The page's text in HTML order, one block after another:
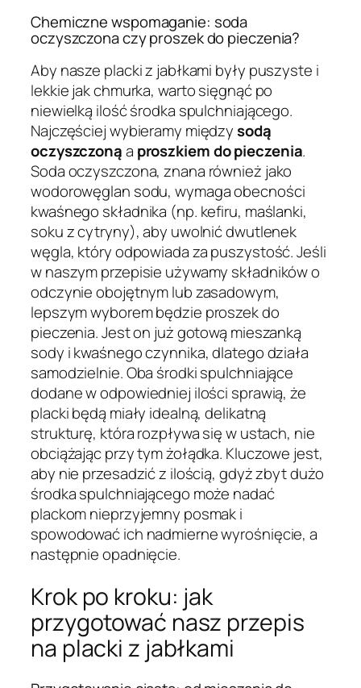
Chemiczne wspomaganie: soda
oczyszczona czy proszek do pieczenia?
Aby nasze placki z jabłkami były puszyste i
lekkie jak chmurka, warto sięgnąć po
niewielką ilość środka spulchniającego.
Najczęściej wybieramy międzysodą
oczyszczonąa proszkiem do pieczenia.
Soda oczyszczona, znana również jako
wodorowęglan sodu, wymaga obecności
kwaśnego składnika (np. kefiru, maślanki,
soku z cytryny), aby uwolnić dwutlenek
węgla, który odpowiada za puszystość. Jeśli
w naszym przepisie używamy składników o
odczynie obojętnym lub zasadowym,
lepszym wyborem będzie proszek do
pieczenia. Jest on już gotową mieszanką
sody i kwaśnego czynnika, dlatego działa
samodzielnie. Oba środki spulchniające
dodane w odpowiedniej ilości sprawią, że
placki będą miały idealną, delikatną
strukturę, która rozpływa się w ustach, nie
obciążając przy tym żołądka. Kluczowe jest,
aby nie przesadzić z ilością, gdyż zbyt dużo
środka spulchniającego może nadać
plackom nieprzyjemny posmak i
spowodować ich nadmierne wyrośnięcie, a
następnie opadnięcie.
Krok po kroku: jak
przygotować nasz przepis
na placki z jabłkami